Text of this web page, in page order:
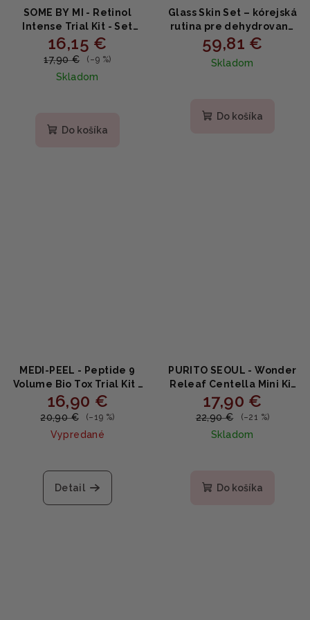
SOME BY MI - Retinol
Intense Trial Kit - Set
séra a očného krému s
retinolom 10ml+10ml
16,15 €
17,90 € (–9 %)
Skladom
Do košíka
Glass Skin Set – kórejská
rutina pre dehydrovanú
a citlivú pleť
59,81 €
Skladom
produktu
Do košíka
MEDI-PEEL - Peptide 9
Volume Bio Tox Trial Kit -
Liftingový set s 9
peptidmi pre spevnenie
a objem
(20ml+10ml+4ml+10g)
16,90 €
20,90 € (–19 %)
Vypredané
hodnotenie
produktu
Detail
PURITO SEOUL - Wonder
Releaf Centella Mini Kit
Unscented -
Neparfumovaný set na
pleť s Centellou (Sérum
15ml+Toner 30ml+Krém
17,90 €
22,90 € (–21 %)
Skladom
Do košíka